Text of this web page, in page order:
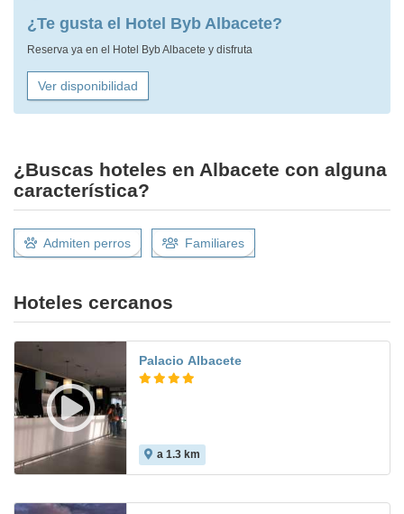
¿Te gusta el Hotel Byb Albacete?
Reserva ya en el Hotel Byb Albacete y disfruta
Ver disponibilidad
¿Buscas hoteles en Albacete con alguna
característica?
Admiten perros Familiares
Hoteles cercanos
Palacio Albacete
a 1.3 km